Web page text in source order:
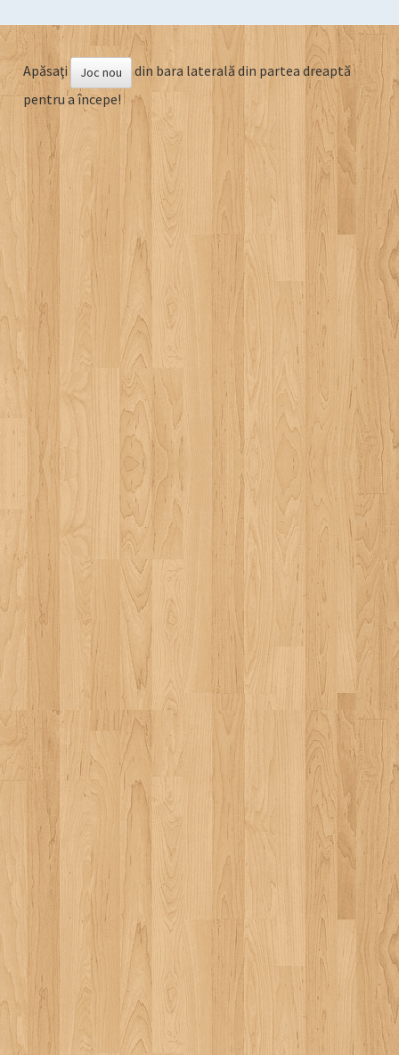
Apăsaţi Joc nou
din bara laterală din partea dreaptă
pentru a începe!